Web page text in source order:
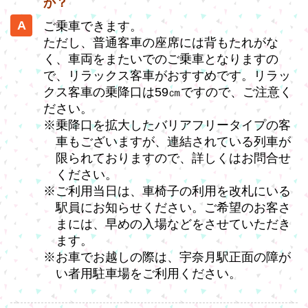
か？
ご乗車できます。
ただし、普通客車の座席には背もたれがな
く、車両をまたいでのご乗車となりますの
で、リラックス客車がおすすめです。リラッ
クス客車の乗降口は59㎝ですので、ご注意く
ださい。
※乗降口を拡大したバリアフリータイプの客
車もございますが、連結されている列車が
限られておりますので、詳しくはお問合せ
ください。
※ご利用当日は、車椅子の利用を改札にいる
駅員にお知らせください。ご希望のお客さ
まには、早めの入場などをさせていただき
ます。
※お車でお越しの際は、宇奈月駅正面の障が
い者用駐車場をご利用ください。